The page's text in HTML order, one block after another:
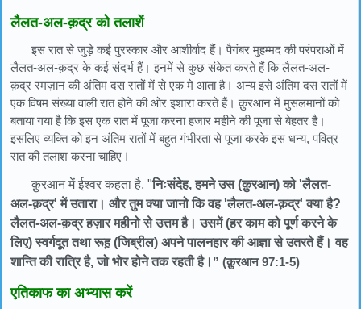
लैलत-अल-क़द्र को तलाशें
इस रात से जुड़े कई पुरस्कार और आशीर्वाद हैं। पैगंबर मुहम्मद की परंपराओं में
लैलत-अल-क़द्र के कई संदर्भ हैं। इनमें से कुछ संकेत करते हैं कि लैलत-अल-
क़द्र रमज़ान की अंतिम दस रातों में से एक मे आता है। अन्य इसे अंतिम दस रातों में
एक विषम संख्या वाली रात होने की ओर इशारा करते हैं। क़ुरआन में मुसलमानों को
बताया गया है कि इस एक रात में पूजा करना हजार महीने की पूजा से बेहतर है।
इसलिए व्यक्ति को इन अंतिम रातों में बहुत गंभीरता से पूजा करके इस धन्य, पवित्र
रात की तलाश करना चाहिए।
क़ुरआन में ईश्वर कहता है, "निःसंदेह, हमने उस (क़ुरआन) को 'लैलत-
अल-क़द्र' में उतारा। और तुम क्या जानो कि वह 'लैलत-अल-क़द्र' क्या है?
लैलत-अल-क़द्र हज़ार महीनो से उत्तम है। उसमें (हर काम को पूर्ण करने के
लिए) स्वर्गदूत तथा रूह़ (जिब्रील) अपने पालनहार की आज्ञा से उतरते हैं। वह
शान्ति की रात्रि है, जो भोर होने तक रहती है। ” (क़ुरआन 97:1-5)
एतिकाफ का अभ्यास करें